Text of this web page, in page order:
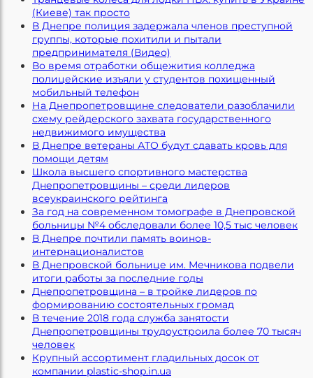
(Киеве) так просто
В Днепре полиция задержала членов преступной
группы, которые похитили и пытали
предпринимателя (Видео)
Во время отработки общежития колледжа
полицейские изъяли у студентов похищенный
мобильный телефон
На Днепропетровщине следователи разоблачили
схему рейдерского захвата государственного
недвижимого имущества
В Днепре ветераны АТО будут сдавать кровь для
помощи детям
Школа высшего спортивного мастерства
Днепропетровщины – среди лидеров
всеукраинского рейтинга
За год на современном томографе в Днепровской
больницы №4 обследовали более 10,5 тыс человек
В Днепре почтили память воинов-
интернационалистов
В Днепровской больнице им. Мечникова подвели
итоги работы за последние годы
Днепропетровщина – в тройке лидеров по
формированию состоятельных громад
В течение 2018 года служба занятости
Днепропетровщины трудоустроила более 70 тысяч
человек
Крупный ассортимент гладильных досок от
компании plastic-shop.in.ua